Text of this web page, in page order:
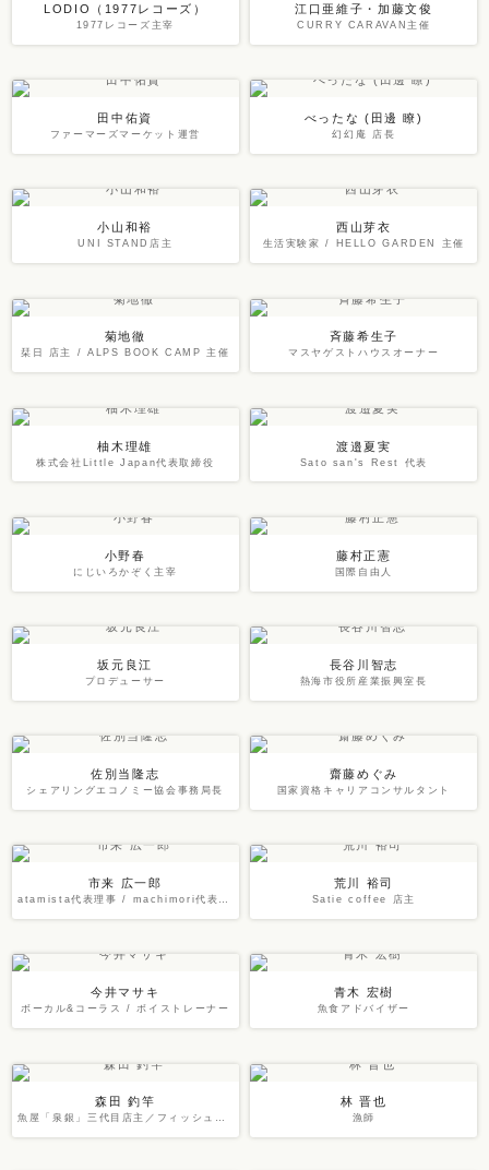
LODIO（1977レコーズ）
1977レコーズ主宰
江口亜維子・加藤文俊
CURRY CARAVAN主催
田中佑資
ファーマーズマーケット運営
べったな (田邊 瞭)
幻幻庵 店長
小山和裕
UNI STAND店主
西山芽衣
生活実験家 / HELLO GARDEN 主催
菊地徹
栞日 店主 / ALPS BOOK CAMP 主催
斉藤希生子
マスヤゲストハウスオーナー
柚木理雄
株式会社Little Japan代表取締役
渡邉夏実
Sato san's Rest 代表
小野春
にじいろかぞく主宰
藤村正憲
国際自由人
坂元良江
プロデューサー
長谷川智志
熱海市役所産業振興室長
佐別当隆志
シェアリングエコノミー協会事務局長
齋藤めぐみ
国家資格キャリアコンサルタント
市来 広一郎
atamista代表理事 / machimori代表取締役
荒川 裕司
Satie coffee 店主
今井マサキ
ボーカル&コーラス / ボイストレーナー
青木 宏樹
魚食アドバイザー
森田 釣竿
魚屋「泉銀」三代目店主／フィッシュロックバンド「漁港」ボーカル
林 晋也
漁師